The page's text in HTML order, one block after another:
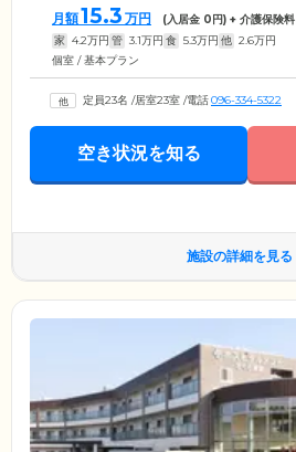
月額15.3 万円 (入居金 0円) + 介護保険料
家 4.2万円 管 3.1万円 食 5.3万円 他 2.6万円
個室 / 基本プラン
定員23名 /居室23室 /電話096-334-5322
空き状況を知る
施設の詳細を見る